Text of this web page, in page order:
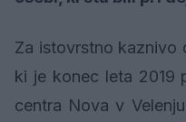
Za istovrstno kaznivo
ki je konec leta 2019
centra Nova v